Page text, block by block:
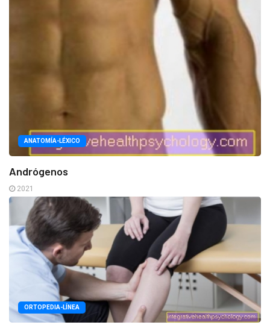
ANATOMÍA-LÉXICO
Andrógenos
2021
ORTOPEDIA-LÍNEA